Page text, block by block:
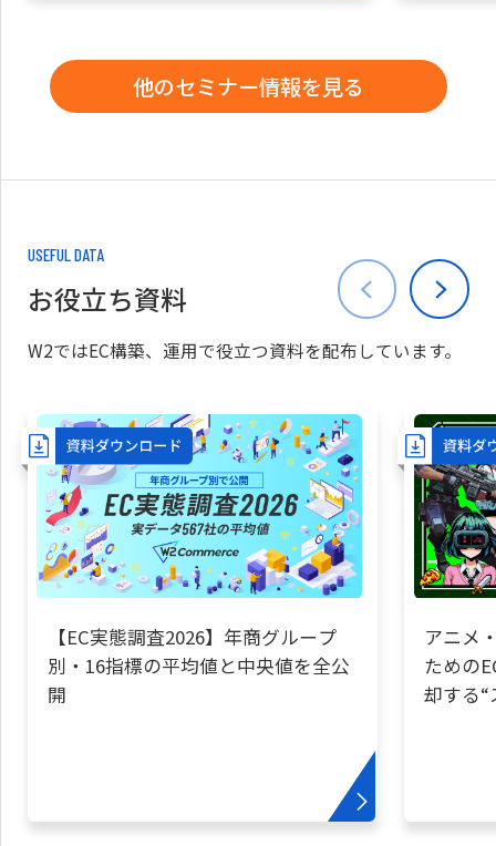
他のセミナー情報を見る
USEFUL DATA
お役立ち資料
W2ではEC構築、運用で役立つ資料を配布しています。
【EC実態調査2026】年商グループ
別・16指標の平均値と中央値を全公
開
アニメ
ための
却する